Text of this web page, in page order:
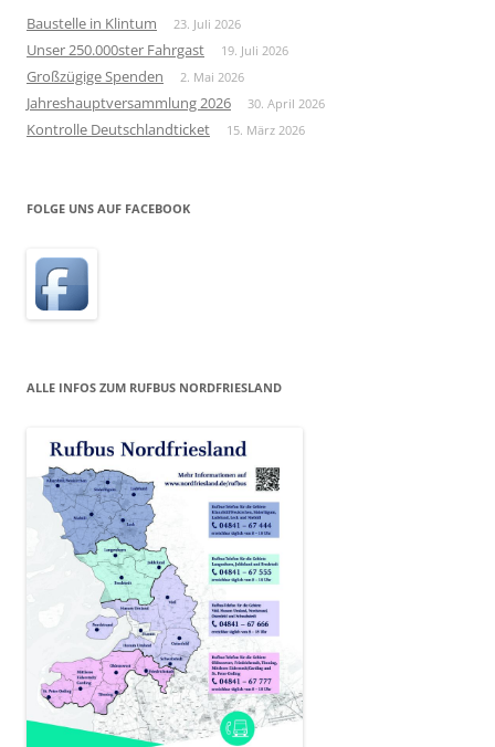
Baustelle in Klintum 23. Juli 2026
Unser 250.000ster Fahrgast 19. Juli 2026
Großzügige Spenden 2. Mai 2026
Jahreshauptversammlung 2026 30. April 2026
Kontrolle Deutschlandticket 15. März 2026
FOLGE UNS AUF FACEBOOK
ALLE INFOS ZUM RUFBUS NORDFRIESLAND